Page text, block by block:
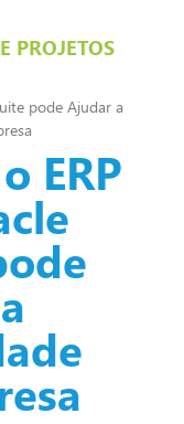
PROJETOS
pode Ajudar a
ERP